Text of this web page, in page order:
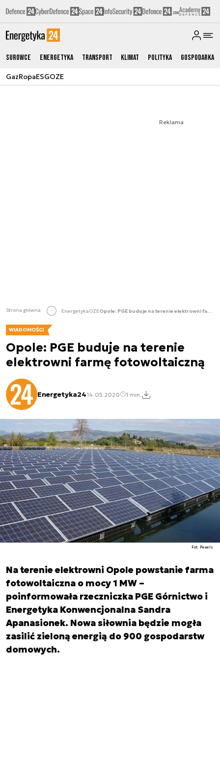
Surowce Energetyka Transport Klimat Polityka Gospodarka
GazRopaESGOZE
Reklama
Strona główna EnergetykaOZE Opole: PGE buduje na terenie elektrowni farmę fotowoltaiczną
WIADOMOŚCI
Opole: PGE buduje na terenie
elektrowni farmę fotowoltaiczną
Energetyka2414.05.2020 1 min.
Fot. Pexels
Na terenie elektrowni Opole powstanie farma
fotowoltaiczna o mocy 1 MW –
poinformowała rzeczniczka PGE Górnictwo i
Energetyka Konwencjonalna Sandra
Apanasionek. Nowa siłownia będzie mogła
zasilić zieloną energią do 900 gospodarstw
domowych.